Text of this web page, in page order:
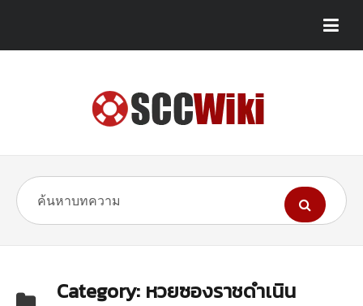
Category: หวยซองราชดำเนิน